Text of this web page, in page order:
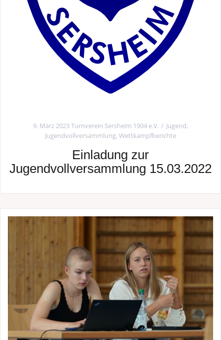
9. März 2023Turnverein Sersheim 1904 e.V. Jugend,
Jugendvollversammlung, Wettkampfberichte
Einladung zur
Jugendvollversammlung 15.03.2022